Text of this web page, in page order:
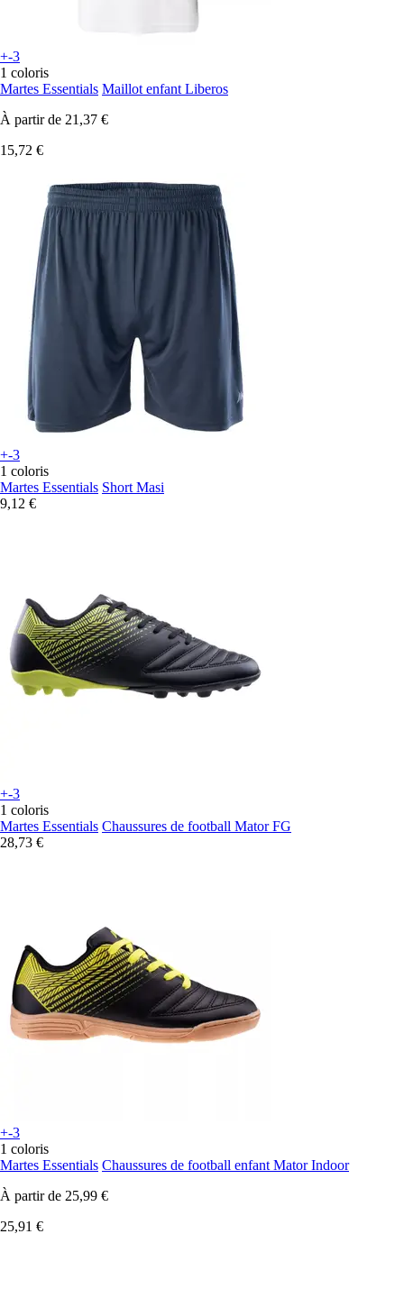
+-3
1 coloris
Martes Essentials Maillot enfant Liberos
À partir de 21,37 €
15,72 €
+-3
1 coloris
Martes Essentials Short Masi
9,12 €
+-3
1 coloris
Martes Essentials Chaussures de football Mator FG
28,73 €
+-3
1 coloris
Martes Essentials Chaussures de football enfant Mator Indoor
À partir de 25,99 €
25,91 €